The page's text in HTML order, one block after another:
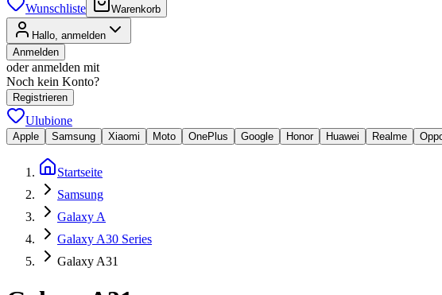
Wunschliste Warenkorb
Hallo, anmelden
Anmelden
oder anmelden mit
Noch kein Konto?
Registrieren
Ulubione
Apple Samsung Xiaomi Moto OnePlus Google Honor Huawei Realme
Startseite
Samsung
Galaxy A
Galaxy A30 Series
Galaxy A31